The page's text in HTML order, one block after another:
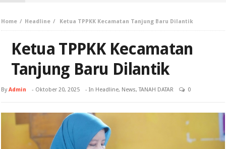
Home Headline Ketua TPPKK Kecamatan Tanjung Baru Dilantik
Ketua TPPKK Kecamatan
Tanjung Baru Dilantik
ByAdmin - Oktober 20, 2025 - In Headline, News,TANAH DATAR 0